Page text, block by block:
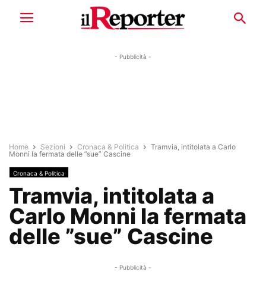
- Pubblicità -
Home Sezioni Cronaca & Politica
Tramvia, intitolata a Carlo
Monni la fermata delle ”sue” Cascine
Cronaca & Politica
Tramvia, intitolata a
Carlo Monni la fermata
delle ”sue” Cascine
- Pubblicità -